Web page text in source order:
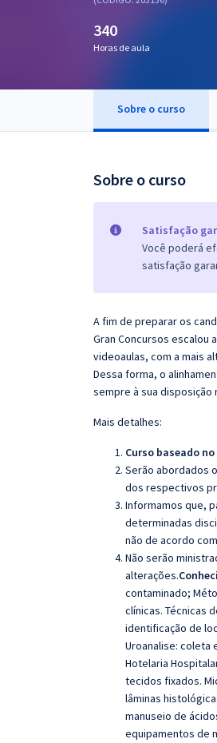
OAB
340
Horas de aula
Sobre o curso
Sobre o curso
Satisfação
Você poderá
satisfação
A fim de preparar os
Gran Concursos
videoaulas, com a mais
Dessa forma, o
sempre à sua
Mais detalhes:
Curso baseado no
Serão abordados
dos respectivos
Informamos que,
determinadas
não de acordo
Não serão
alterações.
contaminado;
clínicas. Técnicas
identificação de
Uroanalise: coleta
Hotelaria
tecidos fixados.
lâminas
manuseio de
equipamentos de